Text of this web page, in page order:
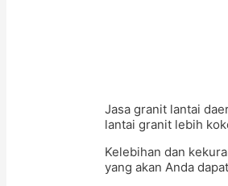
Jasa granit lantai
lantai granit lebih
Kelebihan dan
yang akan Anda